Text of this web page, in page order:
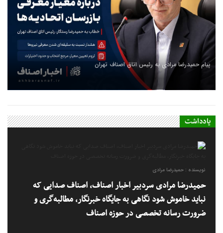
پیام حمیدرضا مرادی به رئیس اتاق اصناف تهران
یادداشت
نویسنده : حمیدرضا مرادی
حمیدرضا مرادی سردبیر اخبار اصناف، اصناف صدایی که
نباید خاموش شود نگاهی به جایگاه خبرنگار، مطالبه‌گری و
ضرورت رسانه تخصصی در حوزه اصناف